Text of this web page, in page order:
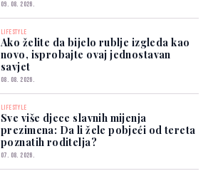
09. 08. 2026.
LIFESTYLE
Ako želite da bijelo rublje izgleda kao
novo, isprobajte ovaj jednostavan
savjet
08. 08. 2026.
LIFESTYLE
Sve više djece slavnih mijenja
prezimena: Da li žele pobjeći od tereta
poznatih roditelja?
07. 08. 2026.